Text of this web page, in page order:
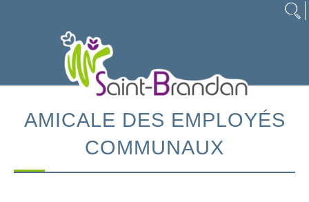
AMICALE DES EMPLOYÉS
COMMUNAUX